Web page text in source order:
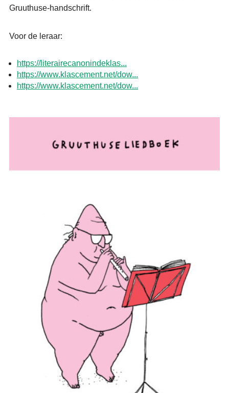
Gruuthuse-handschrift.
Voor de leraar:
https://literairecanonindeklas...
https://www.klascement.net/dow...
https://www.klascement.net/dow...